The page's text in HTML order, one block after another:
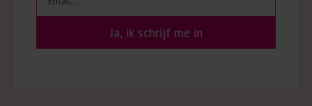
Ja, ik schrijf me in